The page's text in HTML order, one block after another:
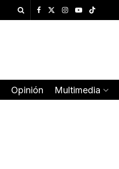
Opinión Multimedia